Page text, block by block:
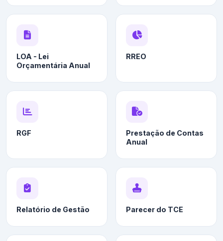
LOA - Lei
Orçamentária Anual
RREO
RGF
Prestação de Contas
Anual
Relatório de Gestão Parecer do TCE